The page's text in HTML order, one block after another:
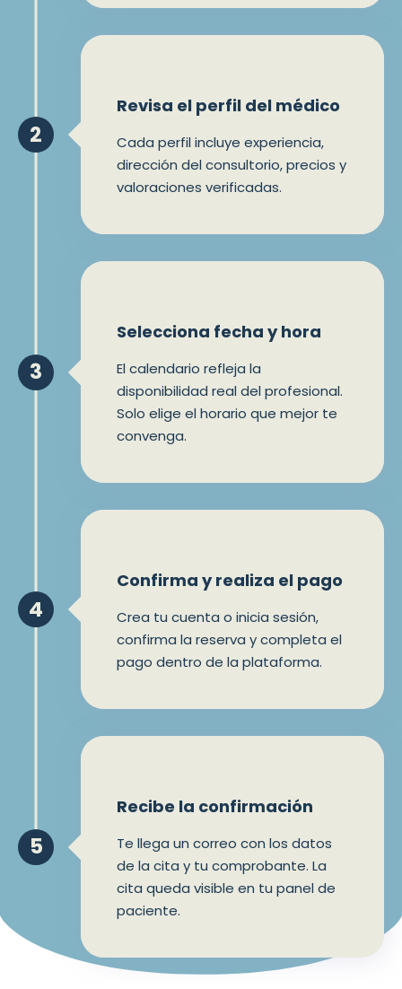
Revisa el perfil del médico
Cada perfil incluye experiencia,
dirección del consultorio, precios y
valoraciones verificadas.
2
Selecciona fecha y hora
El calendario refleja la
disponibilidad real del profesional.
Solo elige el horario que mejor te
convenga.
3
Confirma y realiza el pago
Crea tu cuenta o inicia sesión,
confirma la reserva y completa el
pago dentro de la plataforma.
4
Recibe la confirmación
Te llega un correo con los datos
de la cita y tu comprobante. La
cita queda visible en tu panel de
paciente.
5